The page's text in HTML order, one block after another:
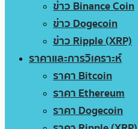
ข่าว Binance Coin
ข่าว Dogecoin
ข่าว Ripple (XRP)
ราคาและการวิเคราะห์
ราคา Bitcoin
ราคา Ethereum
ราคา Dogecoin